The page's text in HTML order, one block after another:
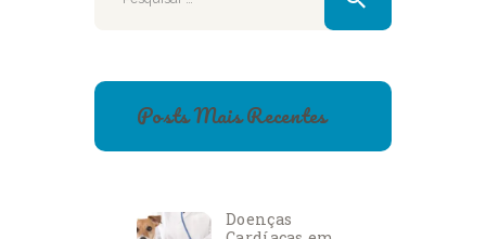
Posts Mais Recentes
Doenças